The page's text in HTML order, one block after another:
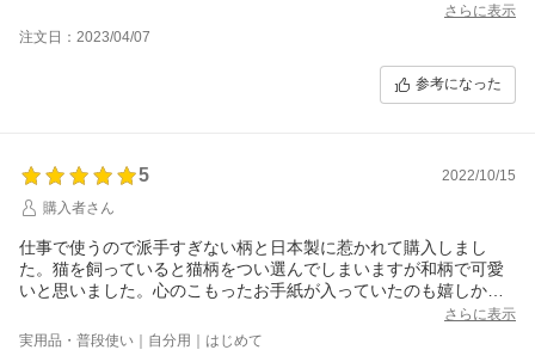
さらに表示
注文日：2023/04/07
参考になった
5
2022/10/15
購入者さん
仕事で使うので派手すぎない柄と日本製に惹かれて購入しまし
た。猫を飼っていると猫柄をつい選んでしまいますが和柄で可愛
いと思いました。心のこもったお手紙が入っていたのも嬉しかっ
たです。生地がしっかりしていて長持ちしそうなのでリピートは
先になるかもしれませんが、その時はまたよろしくお願いしま
さらに表示
実用品・普段使い｜自分用｜はじめて